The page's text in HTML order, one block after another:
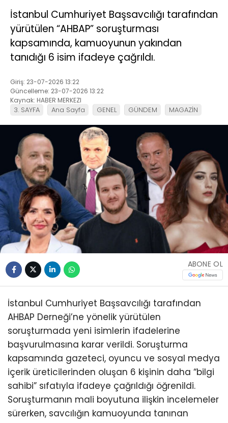
İstanbul Cumhuriyet Başsavcılığı tarafından
yürütülen “AHBAP” soruşturması
kapsamında, kamuoyunun yakından
tanıdığı 6 isim ifadeye çağrıldı.
Giriş: 23-07-2026 13:22
Güncelleme: 23-07-2026 13:22
Kaynak: HABER MERKEZI
3. SAYFA Ana Sayfa GENEL GÜNDEM MAGAZİN
ABONE OL
İstanbul Cumhuriyet Başsavcılığı tarafından
AHBAP Derneği’ne yönelik yürütülen
soruşturmada yeni isimlerin ifadelerine
başvurulmasına karar verildi. Soruşturma
kapsamında gazeteci, oyuncu ve sosyal medya
içerik üreticilerinden oluşan 6 kişinin daha “bilgi
sahibi” sıfatıyla ifadeye çağrıldığı öğrenildi.
Soruşturmanın mali boyutuna ilişkin incelemeler
sürerken, savcılığın kamuoyunda tanınan